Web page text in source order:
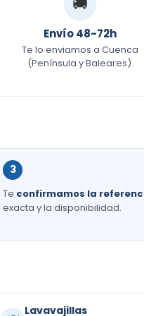
Envío 48-72h
Te lo enviamos a Cuenca
(Península y Baleares).
3
Te confirmamos la
exacta y la disponibilidad.
Lavavajillas